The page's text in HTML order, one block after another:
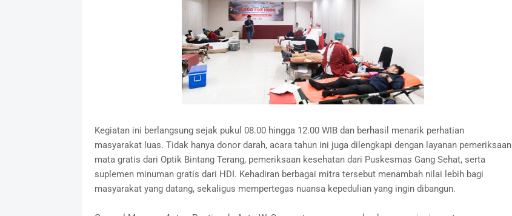
Kegiatan ini berlangsung sejak pukul 08.00 hingga 12.00 WIB dan berhasil menarik perhatian
masyarakat luas. Tidak hanya donor darah, acara tahun ini juga dilengkapi dengan layanan pemeriksaan
mata gratis dari Optik Bintang Terang, pemeriksaan kesehatan dari Puskesmas Gang Sehat, serta
suplemen minuman gratis dari HDI. Kehadiran berbagai mitra tersebut menambah nilai lebih bagi
masyarakat yang datang, sekaligus mempertegas nuansa kepedulian yang ingin dibangun.